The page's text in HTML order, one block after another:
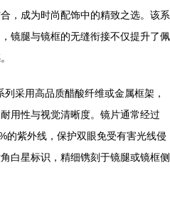
，成为时尚配饰中的精致之选。该系
镜腿与镜框的无缝衔接不仅提升了佩
采用高品质醋酸纤维或金属框架，
用性与视觉清晰度。镜片通常经过
的紫外线，保护双眼免受有害光线侵
白星标识，精细镌刻于镜腿或镜框侧